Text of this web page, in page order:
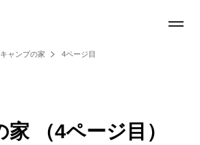
キャンプの家 4ページ目
（4ページ目）